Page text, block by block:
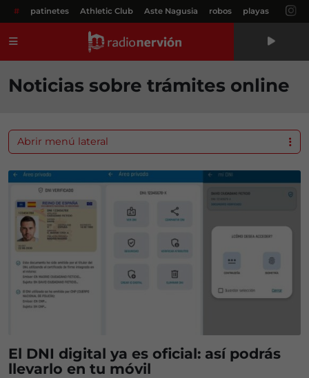
# patinetes Athletic Club Aste Nagusia robos playas
Noticias sobre trámites online
El DNI digital ya es oficial: así podrás
llevarlo en tu móvil
Abrir menú lateral